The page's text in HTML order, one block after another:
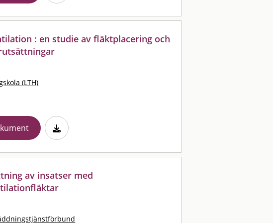
: en studie av fläktplacering och
(LTH)
av insatser med